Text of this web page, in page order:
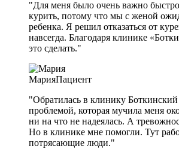
"Для меня было очень важно
курить, потому что мы с женой
ребенка. Я решил отказаться от
навсегда. Благодаря клинике
это сделать."
МарияПациент
"Обратилась в клинику
проблемой, которая мучила меня
ни на что не надеялась. А
Но в клинике мне помогли. Тут
потрясающие люди."